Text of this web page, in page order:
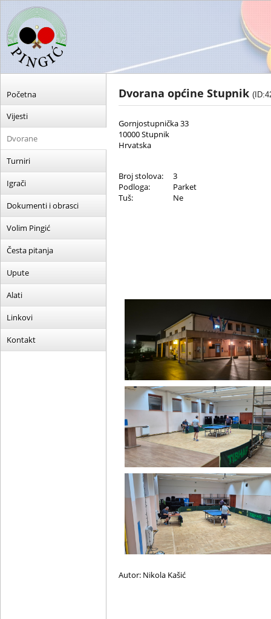
Početna
Vijesti
Dvorane
Turniri
Igrači
Dokumenti i obrasci
Volim Pingić
Česta pitanja
Upute
Alati
Linkovi
Kontakt
Dvorana općine Stupnik
Gornjostupnička 33
10000 Stupnik
Hrvatska
Broj stolova:
3
Podloga:
Parket
Tuš:
Ne
Autor: Nikola Kašić